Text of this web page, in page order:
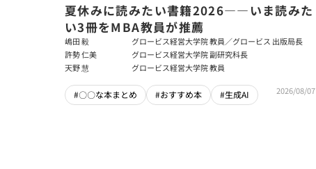
夏休みに読みたい書籍2026――いま読みた
い3冊をMBA教員が推薦
嶋田 毅
グロービス経営大学院 教員／グロービス 出版局長
許勢 仁美
グロービス経営大学院 副研究科長
天野 慧
グロービス経営大学院 教員
#〇〇な本まとめ #おすすめ本 #生成AI 2026/08/07